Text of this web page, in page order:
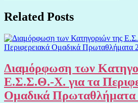
Related Posts
Διαμόρφωση των
Ε.Σ.Σ.Θ.-Χ. για τα
Ομαδικά Πρωταθλήματα